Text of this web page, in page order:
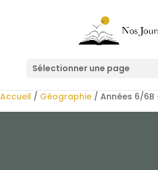
Sélectionner une page
Accueil / Géographie / Années 6/